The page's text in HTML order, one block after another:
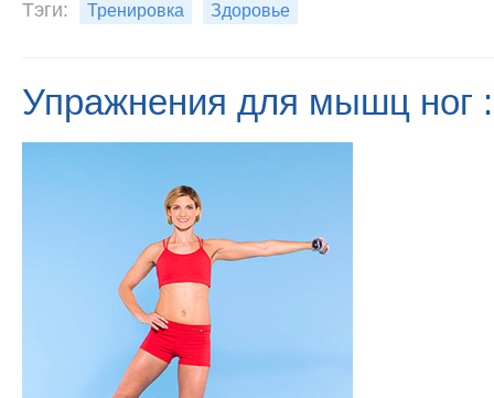
Тэги: Тренировка Здоровье
Упражнения для мышц ног